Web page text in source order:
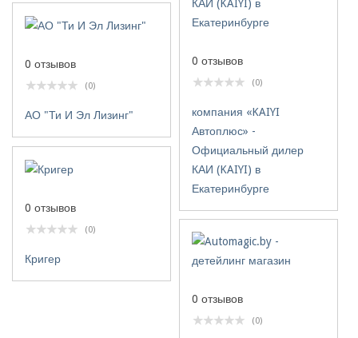
0 отзывов
(0)
компания «KAIYI
Автоплюс» -
Официальный дилер
КАИ (KAIYI) в
Екатеринбурге
0 отзывов
(0)
АО "Ти И Эл Лизинг"
0 отзывов
(0)
Кригер
0 отзывов
(0)